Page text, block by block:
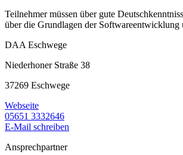
Teilnehmer müssen über gute
über die Grundlagen der
DAA Eschwege
Niederhoner Straße 38
37269 Eschwege
Webseite
05651 3332646
E-Mail schreiben
Ansprechpartner